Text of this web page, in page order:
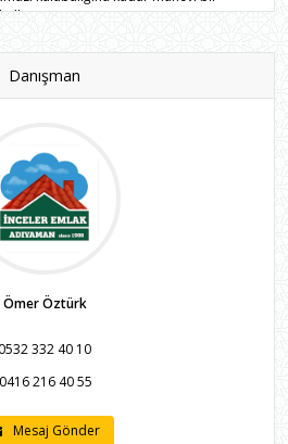
...
Danışman
Ömer Öztürk
0532 332 40 10
0416 216 40 55
Mesaj Gönder